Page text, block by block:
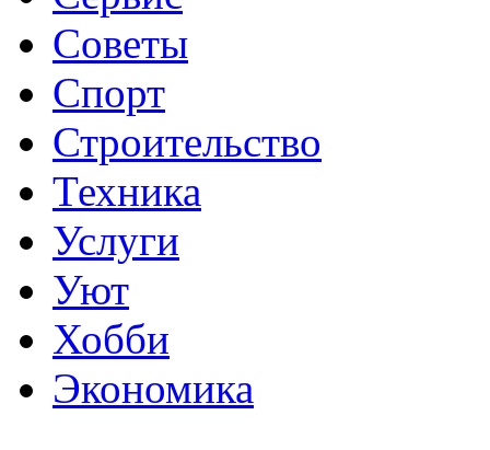
Советы
Спорт
Строительство
Техника
Услуги
Уют
Хобби
Экономика